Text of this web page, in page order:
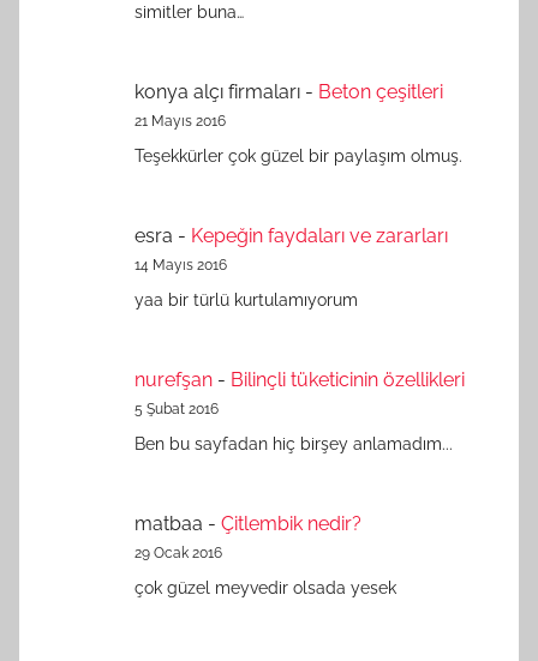
simitler buna…
konya alçı firmaları - Beton çeşitleri
21 Mayıs 2016
Teşekkürler çok güzel bir paylaşım olmuş.
esra - Kepeğin faydaları ve zararları
14 Mayıs 2016
yaa bir türlü kurtulamıyorum
nurefşan - Bilinçli tüketicinin özellikleri
5 Şubat 2016
Ben bu sayfadan hiç birşey anlamadım...
matbaa - Çitlembik nedir?
29 Ocak 2016
çok güzel meyvedir olsada yesek